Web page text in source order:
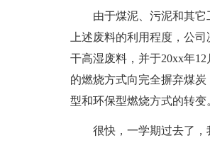
由于煤泥、污泥和其
上述废料的利用程度，公
干高湿废料，并于20xx年
的燃烧方式向完全摒弃煤
型和环保型燃烧方式的转变
很快，一学期过去了，